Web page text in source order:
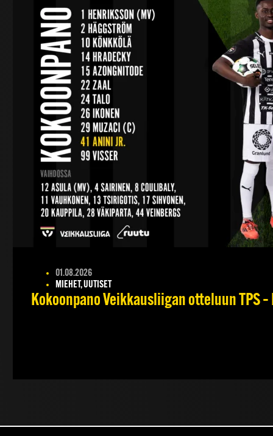
01.08.2026
MIEHET, UUTISET
Kokoonpano Veikkausliigan otteluun TPS